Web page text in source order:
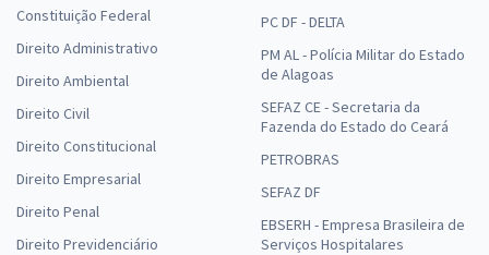
Constituição Federal
Direito Administrativo
Direito Ambiental
Direito Civil
Direito Constitucional
Direito Empresarial
Direito Penal
Direito Previdenciário
PC DF - DELTA
PM AL - Polícia Militar do Estado
de Alagoas
SEFAZ CE - Secretaria da
Fazenda do Estado do Ceará
PETROBRAS
SEFAZ DF
EBSERH - Empresa Brasileira de
Serviços Hospitalares